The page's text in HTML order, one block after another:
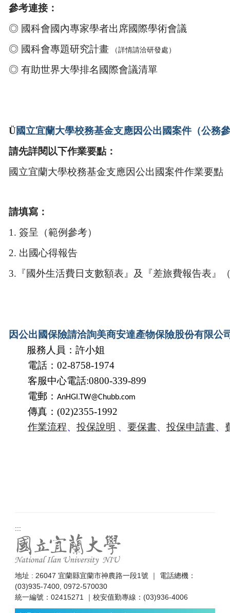
參考連接：
◎ 國科會國內專家學者出席國際學術會議
◎ 國科會專題研究計畫 （詳情請洽研發處）
◎ 有助世界大學排名國際會議清單
Ü國立宜蘭大學校務基金支應因公出國案件（公務
請先詳閱以下作業要點：
國立宜蘭大學校務基金支應因公出國案件作業要點
請填寫：
1. 簽呈（範例參考）
2. 出國心得報告
3.『國外生活費日支數額表』及『差旅費報告表』
因公出國保險請洽詢美商安達產物保險股份有限公
服務人員：許小姐
電話：02-8758-1974
客服中心電話:0800-339-899
電郵 ：AnHGI.TW@Chubb.com
傳真：(02)2355-1992
作業流程、投保說明 、要保書、投保申請書、
:::
地址 : 26047 宜蘭縣宜蘭市神農路一段1號 ｜ 電話總機：
(03)935-7400, 0972-570030
統一編號：02415271 ｜校安值勤專線：(03)936-4006